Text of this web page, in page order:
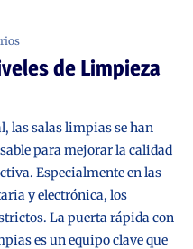
de Limpieza
las salas limpias se han
para mejorar la calidad
Especialmente en las
y electrónica, los
La puerta rápida con
es un equipo clave que